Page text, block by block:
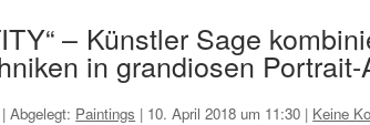
– Künstler Sage
in grandiosen
| Abgelegt: Paintings | 10. April 2018 um 11:30 | Keine